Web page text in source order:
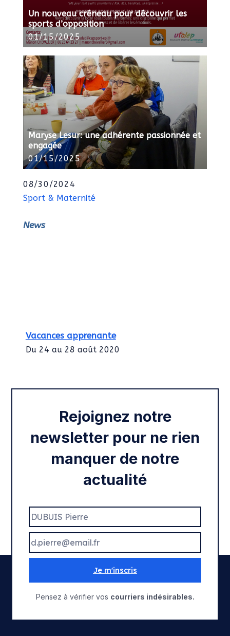
Un nouveau créneau pour découvrir les
sports d’opposition
01/15/2025
Maryse Lesur: une adhérente passionnée et
engagée
01/15/2025
08/30/2024
Sport & Maternité
News
Vacances apprenante
Du 24 au 28 août 2020
Rentrée 2020
Rejoignez notre
newsletter pour ne rien
manquer de notre
actualité
Je m'inscris
Pensez à vérifier vos courriers indésirables.